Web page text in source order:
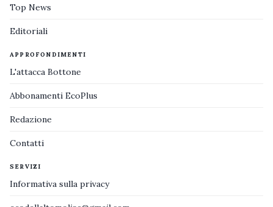
Top News
Editoriali
APPROFONDIMENTI
L'attacca Bottone
Abbonamenti EcoPlus
Redazione
Contatti
SERVIZI
Informativa sulla privacy